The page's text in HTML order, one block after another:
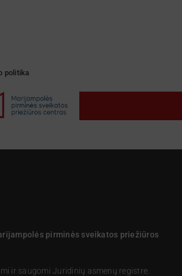
politika
pirminės sveikatos priežiūros
ir saugomi Juridinių asmenų registre.